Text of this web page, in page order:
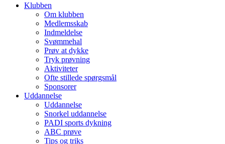
Klubben
Om klubben
Medlemsskab
Indmeldelse
Svømmehal
Prøv at dykke
Tryk prøvning
Aktiviteter
Ofte stillede spørgsmål
Sponsorer
Uddannelse
Uddannelse
Snorkel uddannelse
PADI sports dykning
ABC prøve
Tips og triks